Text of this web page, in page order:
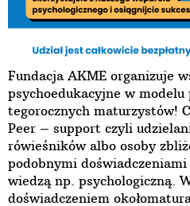
Fundacja AKME organizuje
psychoedukacyjne w
tegorocznych maturzystów!
Peer – support czyli
rówieśników albo osoby
podobnymi
wiedzą np. psychologiczną.
doświadczeniem